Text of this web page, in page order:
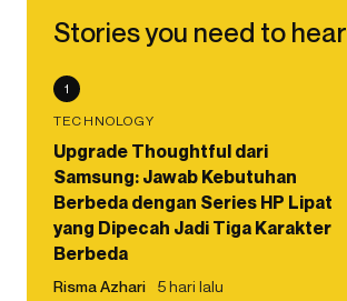
Stories you need to hear
1
TECHNOLOGY
Upgrade Thoughtful dari
Samsung: Jawab Kebutuhan
Berbeda dengan Series HP Lipat
yang Dipecah Jadi Tiga Karakter
Berbeda
Risma Azhari 5 hari lalu